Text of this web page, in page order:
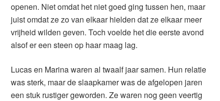
openen. Niet omdat het niet goed ging tussen hen, maar
juist omdat ze zo van elkaar hielden dat ze elkaar meer
vrijheid wilden geven. Toch voelde het die eerste avond
alsof er een steen op haar maag lag.
Lucas en Marina waren al twaalf jaar samen. Hun relatie
was sterk, maar de slaapkamer was de afgelopen jaren
een stuk rustiger geworden. Ze waren nog geen veertig